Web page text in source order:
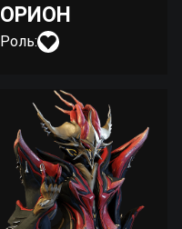
ОРИОН
Роль: